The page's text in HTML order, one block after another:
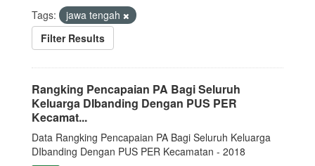
Tags:
jawa tengah
Filter Results
Rangking Pencapaian PA Bagi Seluruh
Keluarga DIbanding Dengan PUS PER
Kecamat...
Data Rangking Pencapaian PA Bagi Seluruh Keluarga
DIbanding Dengan PUS PER Kecamatan - 2018